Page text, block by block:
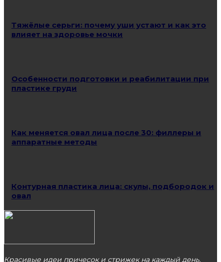
Тяжёлые серьги: почему уши устают и как это
влияет на здоровье мочки
Особенности подготовки и реабилитации при
пластике груди
Как меняется овал лица после 30: филлеры и
аппаратные методы
Контурная пластика лица: скулы, подбородок и
овал
Красивые идеи причесок и стрижек на каждый день.